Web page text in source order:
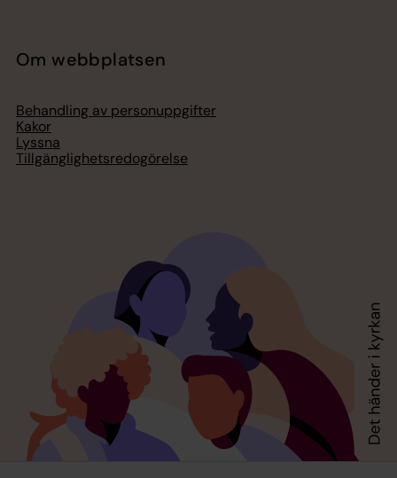
Om webbplatsen
Behandling av personuppgifter
Kakor
Lyssna
Tillgänglighetsredogörelse